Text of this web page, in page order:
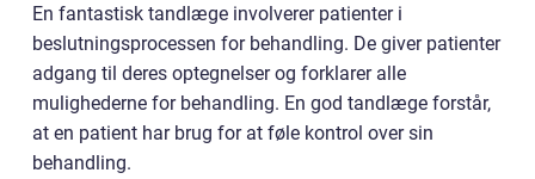
En fantastisk tandlæge involverer patienter i
beslutningsprocessen for behandling. De giver patienter
adgang til deres optegnelser og forklarer alle
mulighederne for behandling. En god tandlæge forstår,
at en patient har brug for at føle kontrol over sin
behandling.